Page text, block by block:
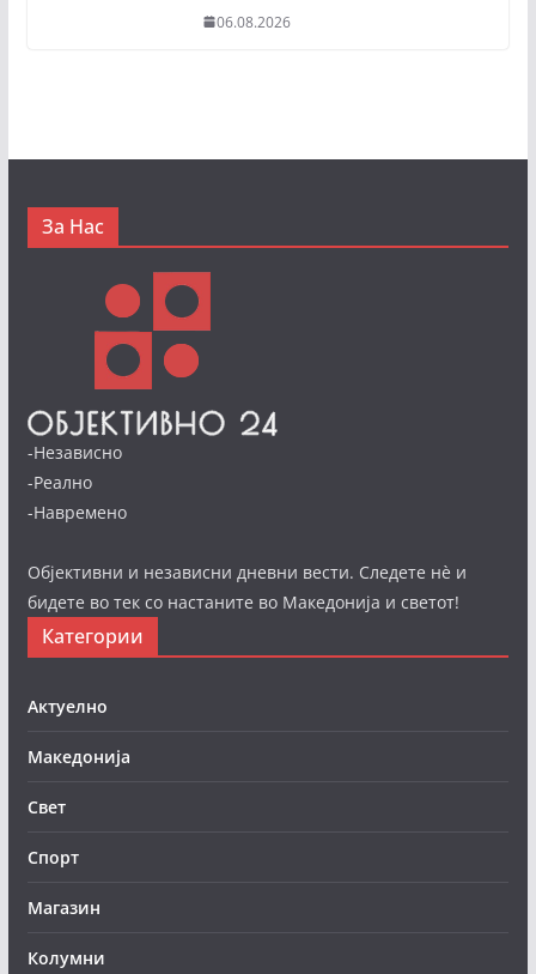
06.08.2026
За Нас
-Независно
-Реално
-Навремено
Објективни и независни дневни вести. Следете нè и
бидете во тек со настаните во Македонија и светот!
Категории
Актуелно
Македонија
Свет
Спорт
Магазин
Колумни